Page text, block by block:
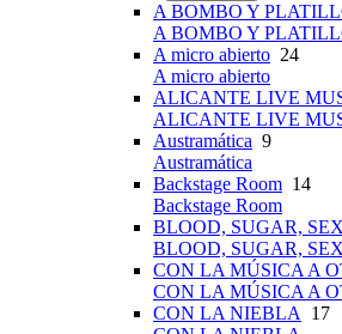
A BOMBO Y
A BOMBO Y
A micro abierto 24
A micro abierto
ALICANTE LIVE
ALICANTE LIVE
Austramática 9
Austramática
Backstage Room 14
Backstage Room
BLOOD, SUGAR,
BLOOD, SUGAR,
CON LA MÚSICA A
CON LA MÚSICA A
CON LA NIEBLA
17